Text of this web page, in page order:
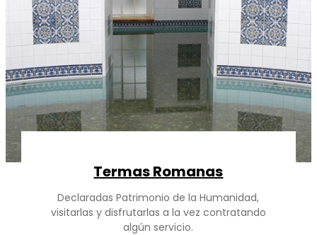
Termas Romanas
Declaradas Patrimonio de la Humanidad,
visitarlas y disfrutarlas a la vez contratando
algún servicio.